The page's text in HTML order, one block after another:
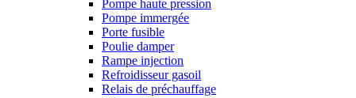
Pompe haute pression
Pompe immergée
Porte fusible
Poulie damper
Rampe injection
Refroidisseur gasoil
Relais de préchauffage